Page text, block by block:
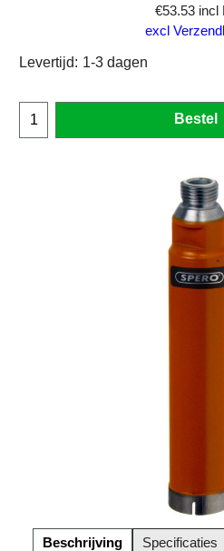
€53.53 incl
excl
Levertijd: 1-3 dagen
Bestel
Beschrijving Specificaties